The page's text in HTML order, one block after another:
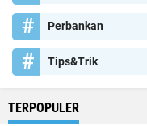
Perbankan
Tips&Trik
TERPOPULER